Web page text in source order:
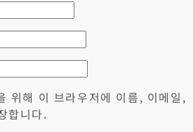
위해 이 브라우저에 이름, 이메일,
합니다.